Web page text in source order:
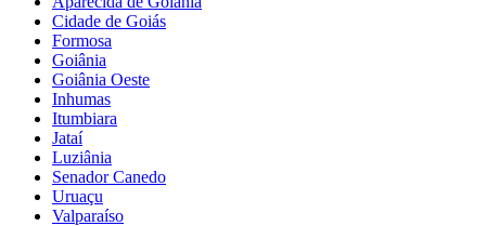
Cidade de Goiás
Formosa
Goiânia
Goiânia Oeste
Inhumas
Itumbiara
Jataí
Luziânia
Senador Canedo
Uruaçu
Valparaíso